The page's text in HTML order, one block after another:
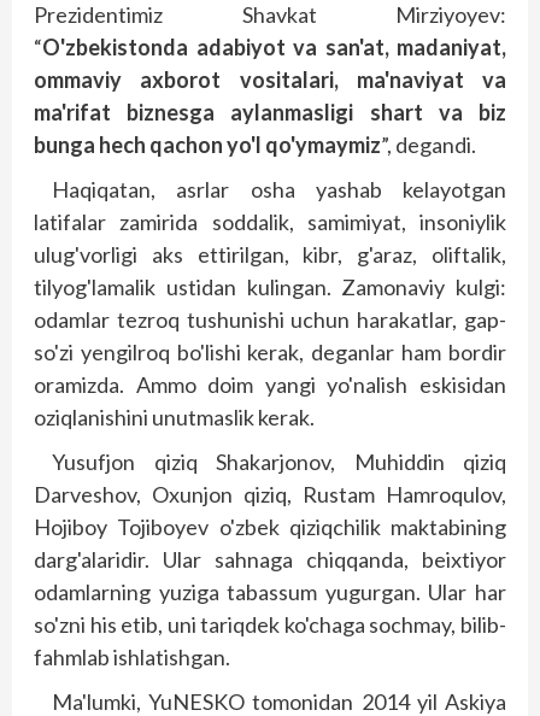
Prezidentimiz Shavkat Mirziyoyev:
“O'zbekistonda adabiyot va san'at, madaniyat,
ommaviy axborot vositalari, ma'naviyat va
ma'rifat biznesga aylanmasligi shart va biz
bunga hech qachon yo'l qo'ymaymiz”, degandi.
Haqiqatan, asrlar osha yashab kelayotgan
latifalar zamirida soddalik, samimiyat, insoniylik
ulug'vorligi aks ettirilgan, kibr, g'araz, oliftalik,
tilyog'lamalik ustidan kulingan. Zamonaviy kulgi:
odamlar tezroq tushunishi uchun harakatlar, gap-
so'zi yengilroq bo'lishi kerak, deganlar ham bordir
oramizda. Ammo doim yangi yo'nalish eskisidan
oziqlanishini unutmaslik kerak.
Yusufjon qiziq Shakarjonov, Muhiddin qiziq
Darveshov, Oxunjon qiziq, Rustam Hamroqulov,
Hojiboy Tojiboyev o'zbek qiziqchilik maktabining
darg'alaridir. Ular sahnaga chiqqanda, beixtiyor
odamlarning yuziga tabassum yugurgan. Ular har
so'zni his etib, uni tariqdek ko'chaga sochmay, bilib-
fahmlab ishlatishgan.
Ma'lumki, YuNESKO tomonidan 2014 yil Askiya